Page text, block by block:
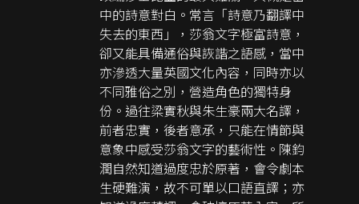
中的詩意對白。常言「詩意乃翻譯中
失去的東西」，莎翁文字極富詩意，
卻又能具備通俗與詼諧之語感，當中
亦滲透大量英國文化內容，同時亦以
不同雅俗之別，營造角色的獨特身
份。過往梁實秋與朱生豪兩大名譯，
前者忠實，後者意承，只能在情節與
意象中感受莎翁文字的藝術性。陳鈞
潤自然知道過度忠於原著，會令劇本
生硬難演，故不可單以口語直譯；亦